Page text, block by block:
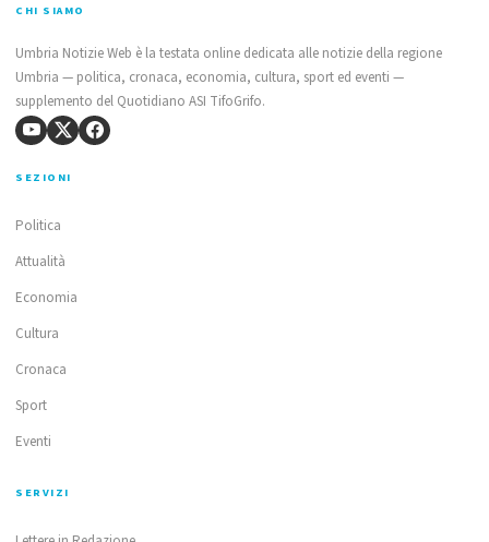
CHI SIAMO
Umbria Notizie Web è la testata online dedicata alle notizie della regione
Umbria — politica, cronaca, economia, cultura, sport ed eventi —
supplemento del Quotidiano ASI TifoGrifo.
SEZIONI
Politica
Attualità
Economia
Cultura
Cronaca
Sport
Eventi
SERVIZI